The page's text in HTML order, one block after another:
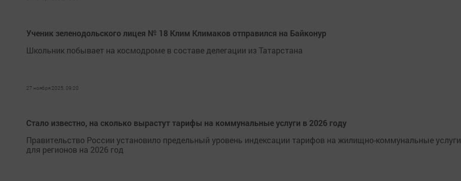
Ученик зеленодольского лицея № 18 Клим Климаков отправился на Байконур
Школьник побывает на космодроме в составе делегации из Татарстана
27 ноября 2025, 09:20
Стало известно, на сколько вырастут тарифы на коммунальные услуги в 2026 году
Правительство России установило предельный уровень индексации тарифов на жилищно-коммунальные услуги
для регионов на 2026 год